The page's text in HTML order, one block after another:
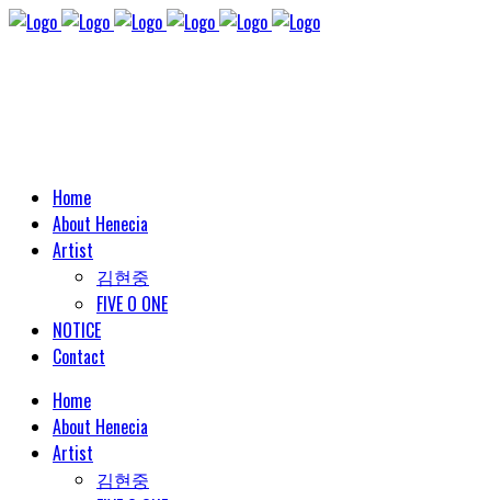
Home
About Henecia
Artist
김현중
FIVE O ONE
NOTICE
Contact
Home
About Henecia
Artist
김현중